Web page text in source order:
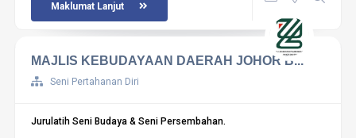
Maklumat Lanjut
MAJLIS KEBUDAYAAN DAERAH JOHOR B...
Seni Pertahanan Diri
Jurulatih Seni Budaya & Seni Persembahan.